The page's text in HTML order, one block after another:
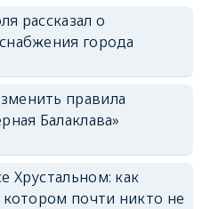
рассказал о
города
правила
Балаклава»
Хрустальном: как
почти никто не